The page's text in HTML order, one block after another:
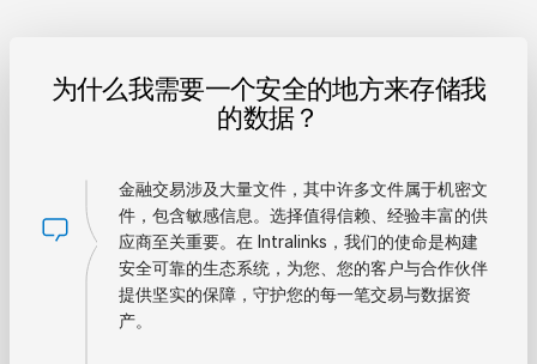
为什么我需要一个安全的地方来存储我
的数据？
金融交易涉及大量文件，其中许多文件属于机密文
件，包含敏感信息。选择值得信赖、经验丰富的供
应商至关重要。在 Intralinks，我们的使命是构建
安全可靠的生态系统，为您、您的客户与合作伙伴
提供坚实的保障，守护您的每一笔交易与数据资
产。